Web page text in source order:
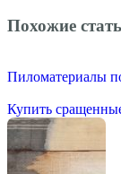
Похожие
Пиломатериалы
Купить